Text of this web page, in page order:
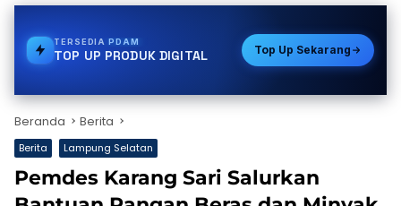
TERSEDIAPAKET DATA
TOP UP PRODUK DIGITAL Top Up Sekarang
Beranda Berita
Berita Lampung Selatan
Pemdes Karang Sari Salurkan